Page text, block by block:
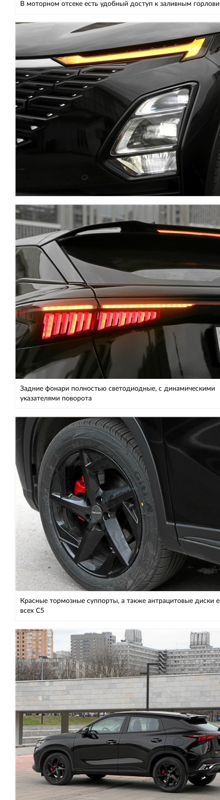
В моторном отсеке есть удобный доступ к заливным
Задние фонари полностью светодиодные, с динамическими
указателями поворота
Красные тормозные суппорты, а также антра­цитовые диски
всех С5